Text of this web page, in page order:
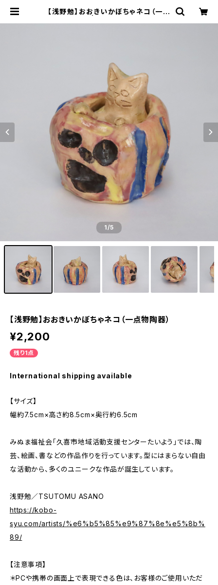
【浅野勉】おおきいかぼちゃネコ（一点
1/5
【浅野勉】おおきいかぼちゃネコ（一点物陶器）
¥2,200
残り1点
International shipping available
【サイズ】
幅約7.5cm×高さ約8.5cm×奥行約6.5cm
みぬま福祉会「久喜市地域活動支援センターたいよう」では、陶
芸、絵画、書などの作品作りを行っています。型にはまらない自由
な活動から、多くのユニークな作品が誕生しています。
浅野勉／TSUTOMU ASANO
https://kobo-
syu.com/artists/%e6%b5%85%e9%87%8e%e5%8b%
89/
【注意事項】
＊PCや携帯の画面上で表現できる色は、お客様のご使用いただ